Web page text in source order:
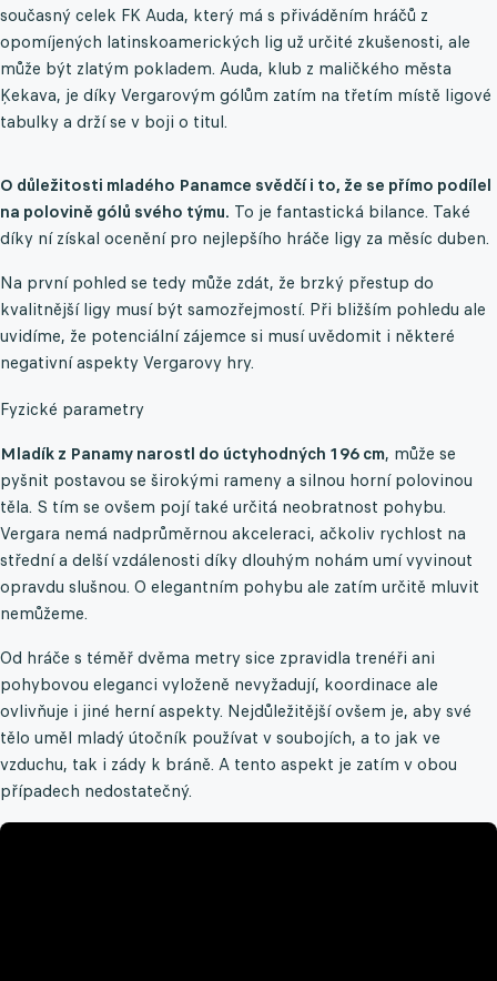
současný celek FK Auda, který má s přiváděním hráčů z
opomíjených latinskoamerických lig už určité zkušenosti, ale
může být zlatým pokladem. Auda, klub z maličkého města
Ķekava, je díky Vergarovým gólům zatím na třetím místě ligové
tabulky a drží se v boji o titul.
O důležitosti mladého Panamce svědčí i to, že se přímo podílel
na polovině gólů svého týmu. To je fantastická bilance. Také
díky ní získal ocenění pro nejlepšího hráče ligy za měsíc duben.
Na první pohled se tedy může zdát, že brzký přestup do
kvalitnější ligy musí být samozřejmostí. Při bližším pohledu ale
uvidíme, že potenciální zájemce si musí uvědomit i některé
negativní aspekty Vergarovy hry.
Fyzické parametry
Mladík z Panamy narostl do úctyhodných 196 cm, může se
pyšnit postavou se širokými rameny a silnou horní polovinou
těla. S tím se ovšem pojí také určitá neobratnost pohybu.
Vergara nemá nadprůměrnou akceleraci, ačkoliv rychlost na
střední a delší vzdálenosti díky dlouhým nohám umí vyvinout
opravdu slušnou. O elegantním pohybu ale zatím určitě mluvit
nemůžeme.
Od hráče s téměř dvěma metry sice zpravidla trenéři ani
pohybovou eleganci vyloženě nevyžadují, koordinace ale
ovlivňuje i jiné herní aspekty. Nejdůležitější ovšem je, aby své
tělo uměl mladý útočník používat v soubojích, a to jak ve
vzduchu, tak i zády k bráně. A tento aspekt je zatím v obou
případech nedostatečný.